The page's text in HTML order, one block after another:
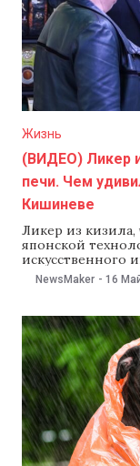
Жизнь
(ВИДЕО) Ликер
печи. Чем
Кишиневе
Ликер из
японской
искусственного
на выставке
гостеприимства
технологии.
NewsMaker - 16